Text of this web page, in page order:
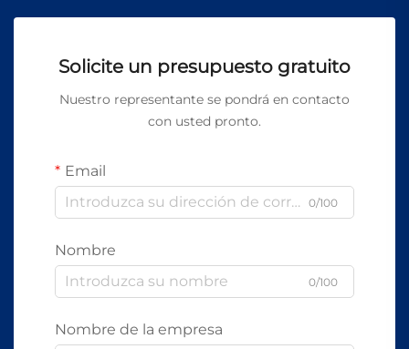
Solicite un presupuesto gratuito
Nuestro representante se pondrá en contacto
con usted pronto.
Email
0/100
Nombre
0/100
Nombre de la empresa